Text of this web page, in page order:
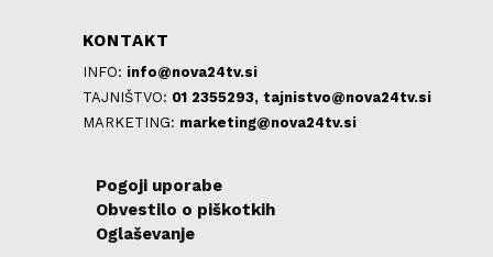
KONTAKT
INFO: info@nova24tv.si
TAJNIŠTVO: 01 2355293, tajnistvo@nova24tv.si
MARKETING: marketing@nova24tv.si
Pogoji uporabe
Obvestilo o piškotkih
Oglaševanje